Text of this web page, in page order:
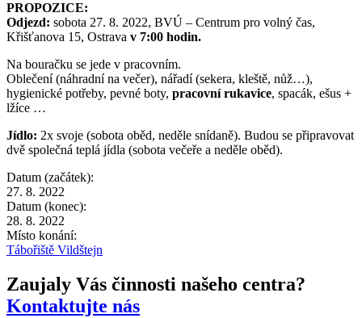
PROPOZICE:
Odjezd: sobota 27. 8. 2022, BVÚ – Centrum pro volný čas,
Křišťanova 15, Ostrava v 7:00 hodin.
Na bouračku se jede v pracovním.
Oblečení (náhradní na večer), nářadí (sekera, kleště, nůž…),
hygienické potřeby, pevné boty, pracovní rukavice, spacák, ešus +
lžíce …
Jídlo: 2x svoje (sobota oběd, neděle snídaně). Budou se připravovat
dvě společná teplá jídla (sobota večeře a neděle oběd).
Datum (začátek):
27. 8. 2022
Datum (konec):
28. 8. 2022
Místo konání:
Tábořiště Vildštejn
Zaujaly Vás činnosti našeho centra?
Kontaktujte nás